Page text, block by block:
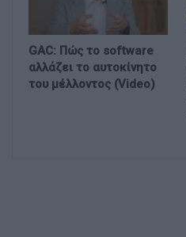
GAC: Πώς το software
αλλάζει το αυτοκίνητο
του μέλλοντος (Video)